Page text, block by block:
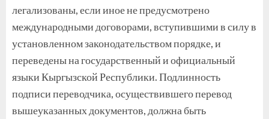
легализованы, если иное не предусмотрено
международными договорами, вступившими в силу в
установленном законодательством порядке, и
переведены на государственный и официальный
языки Кыргызской Республики. Подлинность
подписи переводчика, осуществившего перевод
вышеуказанных документов, должна быть